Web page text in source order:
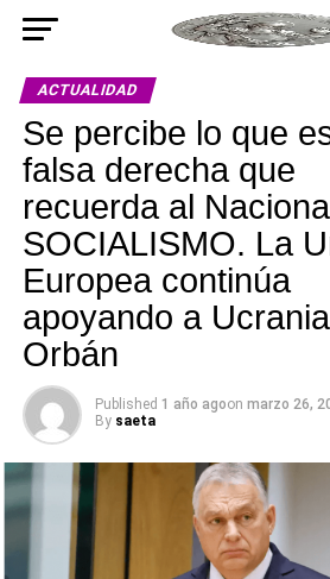
ACTUALIDAD
Se percibe lo que
falsa derecha que
recuerda al
SOCIALISMO. La
Europea continúa
apoyando a
Orbán
Published 1 año agoon marzo 26,
By saeta